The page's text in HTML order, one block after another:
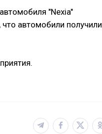
"Nexia"
автомобили получили